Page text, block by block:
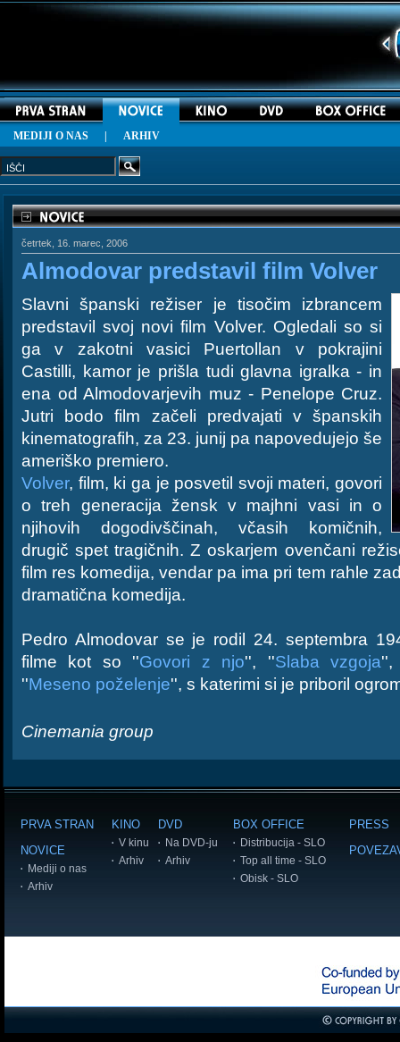
MEDIJI O NAS ARHIV
četrtek, 16. marec, 2006
Almodovar predstavil film Volver
Slavni španski režiser je tisočim izbrancem
predstavil svoj novi film Volver. Ogledali so si
ga v zakotni vasici Puertollan v pokrajini
Castilli, kamor je prišla tudi glavna igralka - in
ena od Almodovarjevih muz - Penelope Cruz.
Jutri bodo film začeli predvajati v španskih
kinematografih, za 23. junij pa napovedujejo še
ameriško premiero.
Volver, film, ki ga je posvetil svoji materi, govori
o treh generacija žensk v majhni vasi in o
njihovih dogodivščinah, včasih komičnih,
drugič spet tragičnih. Z oskarjem ovenčani
film res komedija, vendar pa ima pri tem rahle
dramatična komedija.
Pedro Almodovar se je rodil 24. septembra
filme kot so ''Govori z njo'', ''Slaba vzgoja'',
''Meseno poželenje'', s katerimi si je priboril
Cinemania group
PRVA STRAN
NOVICE
Mediji o nas
Arhiv
KINO
V kinu
Arhiv
DVD
Na DVD-ju
Arhiv
BOX OFFICE
Distribucija - SLO
Top all time - SLO
Obisk - SLO
PRESS